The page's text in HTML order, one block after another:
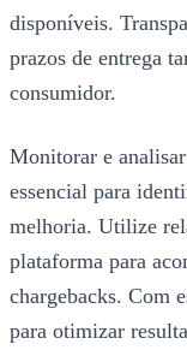
disponíveis.
prazos de entrega
consumidor.
Monitorar e
essencial para
melhoria. Utilize
plataforma para
chargebacks. Com
para otimizar